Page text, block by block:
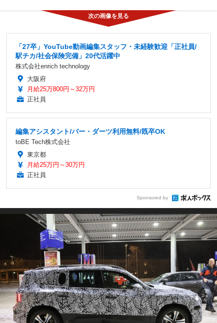
「27卒」YouTube動画編集スタッフ・未経験歓迎「正社員/
駅チカ/社会保険完備」20代活躍中
株式会社enrich technology
大阪府
月給25万800円～32万円
正社員
編集アシスタント/バー・ダーツ利用無料/既卒OK
toBE Tech株式会社
東京都
月給25万円～30万円
正社員
Sponsored by